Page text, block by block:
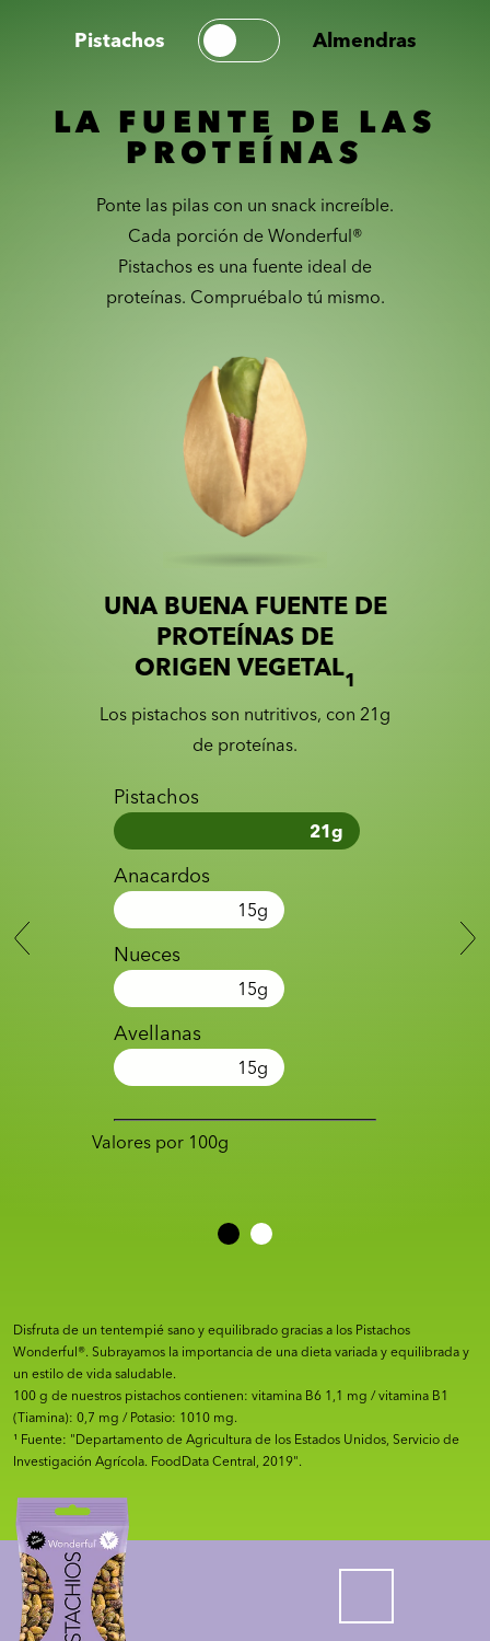
Pistachos Almendras
LA FUENTE DE LAS
PROTEÍNAS
Ponte las pilas con un snack increíble.
Cada porción de Wonderful®
Pistachos es una fuente ideal de
proteínas. Compruébalo tú mismo.
Slider with nutrition information
Slide 1 of 2
UNA BUENA FUENTE DE
PROTEÍNAS DE
ORIGEN VEGETAL1
Los pistachos son nutritivos, con 21g
de proteínas.
Pistachos
21g
Anacardos
15g
Nueces
15g
Avellanas
15g
Valores por 100g
Disfruta de un tentempié sano y equilibrado gracias a los Pistachos
Wonderful®. Subrayamos la importancia de una dieta variada y equilibrada y
un estilo de vida saludable.
100 g de nuestros pistachos contienen: vitamina B6 1,1 mg / vitamina B1
(Tiamina): 0,7 mg / Potasio: 1010 mg.
¹ Fuente: "Departamento de Agricultura de los Estados Unidos, Servicio de
Investigación Agrícola. FoodData Central, 2019".